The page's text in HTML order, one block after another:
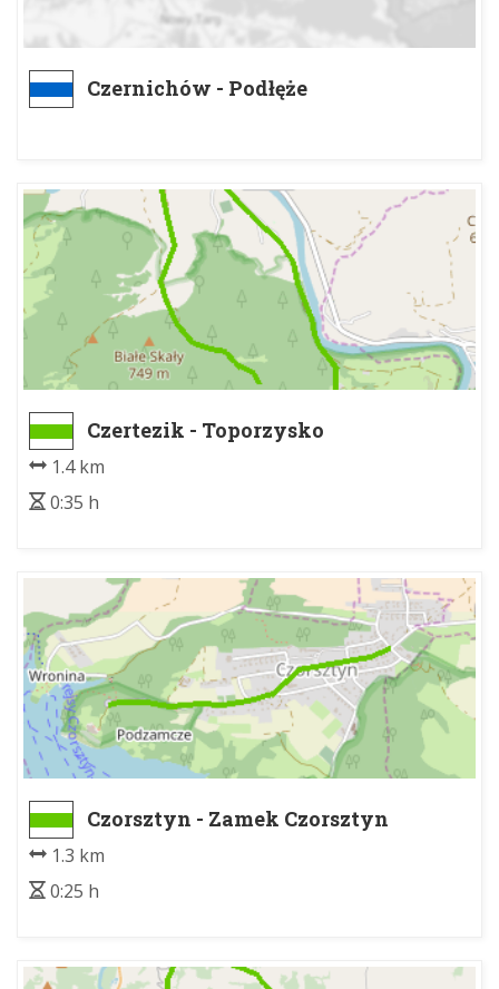
Czernichów - Podłęże
Czertezik - Toporzysko
1.4 km
0:35 h
Czorsztyn - Zamek Czorsztyn
1.3 km
0:25 h